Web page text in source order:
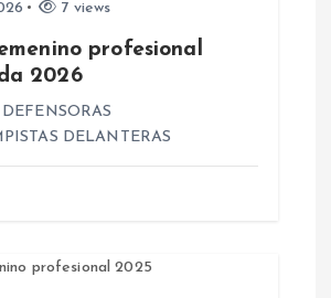
7 views
profesional
2026
DELANTERAS